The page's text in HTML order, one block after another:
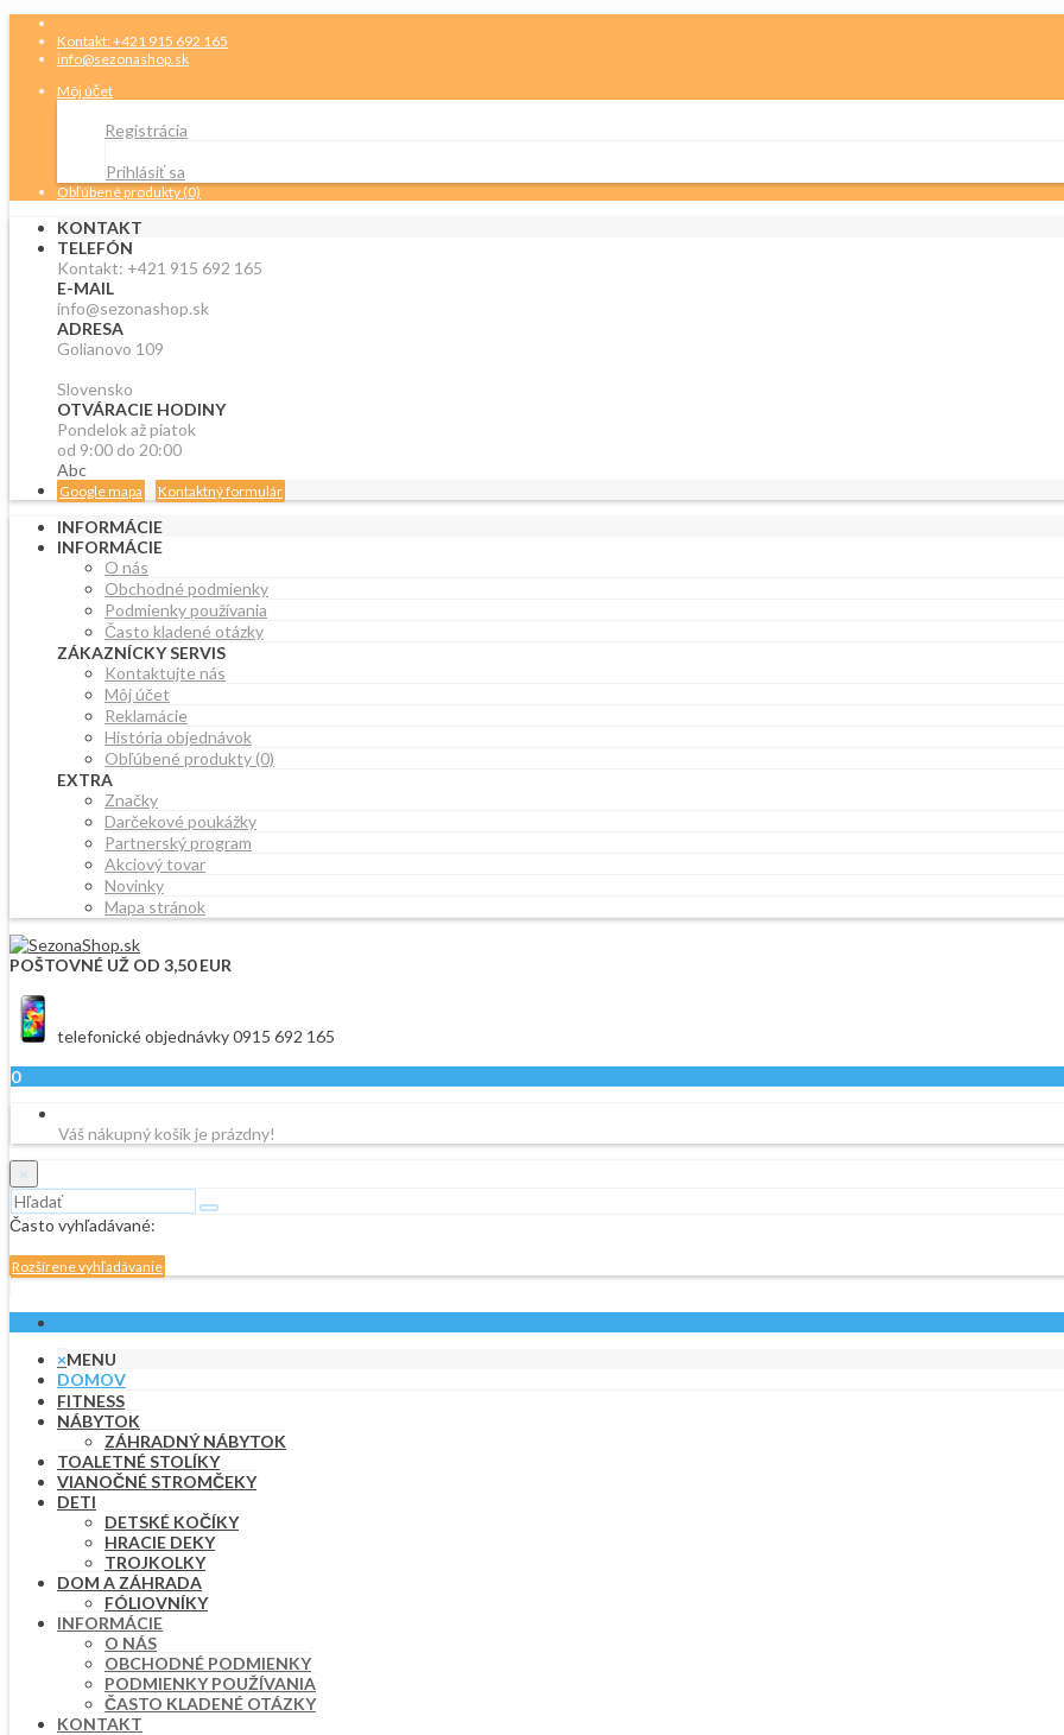
Kontakt: +421 915 692 165
info@sezonashop.sk
Môj účet
Registrácia
Prihlásiť sa
Obľúbené produkty (0)
KONTAKT
TELEFÓN
Kontakt: +421 915 692 165
E-MAIL
info@sezonashop.sk
ADRESA
Golianovo 109
Slovensko
OTVÁRACIE HODINY
Pondelok až piatok
od 9:00 do 20:00
Abc
Google mapa Kontaktný formulár
INFORMÁCIE
INFORMÁCIE
O nás
Obchodné podmienky
Podmienky používania
Často kladené otázky
ZÁKAZNÍCKY SERVIS
Kontaktujte nás
Môj účet
Reklamácie
História objednávok
Obľúbené produkty (0)
EXTRA
Značky
Darčekové poukážky
Partnerský program
Akciový tovar
Novinky
Mapa stránok
POŠTOVNÉ UŽ OD 3,50 EUR
telefonické objednávky 0915 692 165
0
Váš nákupný košík je prázdny!
×
Často vyhľadávané:
Rozšírene vyhľadávanie
×MENU
DOMOV
FITNESS
NÁBYTOK
ZÁHRADNÝ NÁBYTOK
TOALETNÉ STOLÍKY
VIANOČNÉ STROMČEKY
DETI
DETSKÉ KOČÍKY
HRACIE DEKY
TROJKOLKY
DOM A ZÁHRADA
FÓLIOVNÍKY
INFORMÁCIE
O NÁS
OBCHODNÉ PODMIENKY
PODMIENKY POUŽÍVANIA
ČASTO KLADENÉ OTÁZKY
KONTAKT